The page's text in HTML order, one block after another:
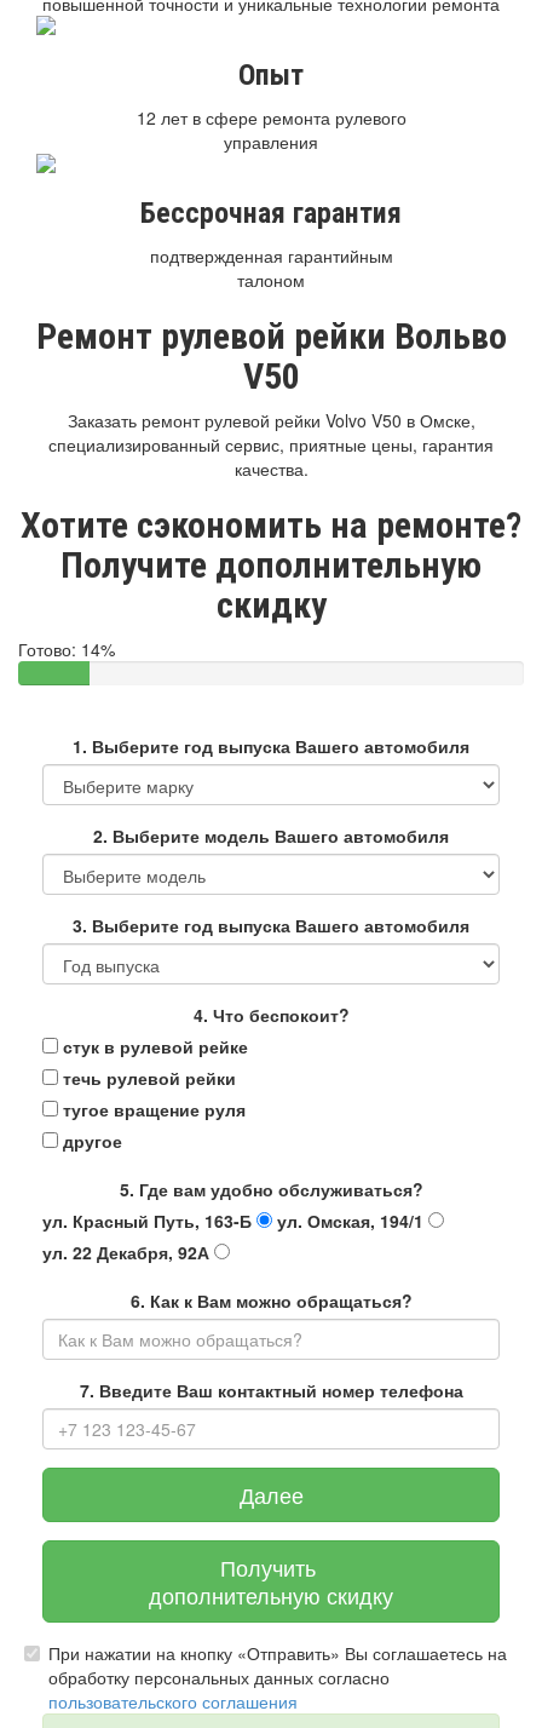
Опыт
12 лет в сфере ремонта рулевого
управления
Бессрочная гарантия
подтвержденная гарантийным
талоном
Ремонт рулевой рейки Вольво
V50
Заказать ремонт рулевой рейки Volvo V50 в Омске,
специализированный сервис, приятные цены, гарантия
качества.
Хотите сэкономить на ремонте?
Получите дополнительную
скидку
Готово: 14%
1. Выберите год выпуска Вашего автомобиля
2. Выберите модель Вашего автомобиля
3. Выберите год выпуска Вашего автомобиля
4. Что беспокоит?
стук в рулевой рейке
течь рулевой рейки
тугое вращение руля
другое
5. Где вам удобно обслуживаться?
ул. Красный Путь, 163-Б
ул. Омская, 194/1
ул. 22 Декабря, 92А
6. Как к Вам можно обращаться?
7. Введите Ваш контактный номер телефона
Далее
Получить
дополнительную скидку
При нажатии на кнопку «Отправить» Вы соглашаетесь на
обработку персональных данных согласно
пользовательского соглашения